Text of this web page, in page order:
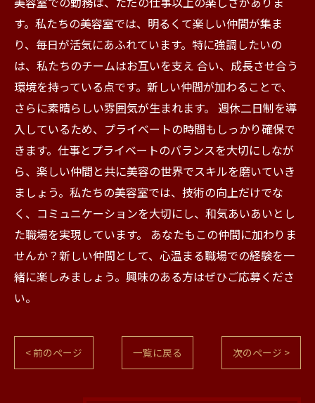
す。私たちの美容室では、明るくて楽しい仲間が集ま
り、毎日が活気にあふれています。特に強調したいの
は、私たちのチームはお互いを支え 合い、成長させ合う
環境を持っている点です。新しい仲間が加わることで、
さらに素晴らしい雰囲気が生まれます。 週休二日制を導
入しているため、プライベートの時間もしっかり確保で
きます。仕事とプライベートのバランスを大切にしなが
ら、楽しい仲間と共に美容の世界でスキルを磨いていき
ましょう。私たちの美容室では、技術の向上だけでな
く、コミュニケーションを大切にし、和気あいあいとし
た職場を実現しています。 あなたもこの仲間に加わりま
せんか？新しい仲間として、心温まる職場での経験を一
緒に楽しみましょう。興味のある方はぜひご応募くださ
い。
< 前のページ 一覧に戻る 次のページ >